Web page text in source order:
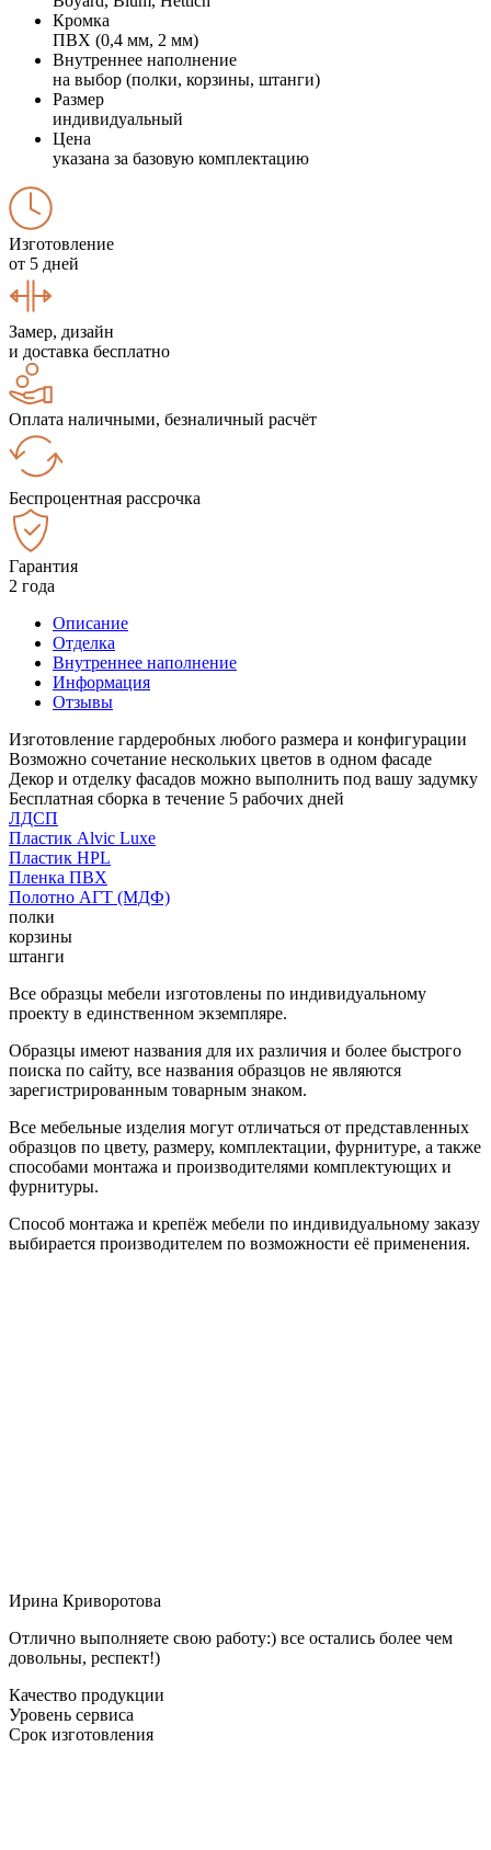
Кромка
ПВХ (0,4 мм, 2 мм)
Внутреннее наполнение
на выбор (полки, корзины, штанги)
Размер
индивидуальный
Цена
указана за базовую комплектацию
Изготовление
от 5 дней
Замер, дизайн
и доставка бесплатно
Оплата наличными, безналичный расчёт
Беспроцентная рассрочка
Гарантия
2 года
Описание
Отделка
Внутреннее наполнение
Информация
Отзывы
Изготовление гардеробных любого размера и конфигурации
Возможно сочетание нескольких цветов в одном фасаде
Декор и отделку фасадов можно выполнить под вашу задумку
Бесплатная сборка в течение 5 рабочих дней
ЛДСП
Пластик Alvic Luxe
Пластик HPL
Пленка ПВХ
Полотно АГТ (МДФ)
полки
корзины
штанги
Все образцы мебели изготовлены по индивидуальному
проекту в единственном экземпляре.
Образцы имеют названия для их различия и более быстрого
поиска по сайту, все названия образцов не являются
зарегистрированным товарным знаком.
Все мебельные изделия могут отличаться от представленных
образцов по цвету, размеру, комплектации, фурнитуре, а также
способами монтажа и производителями комплектующих и
фурнитуры.
Способ монтажа и крепёж мебели по индивидуальному заказу
выбирается производителем по возможности её применения.
Ирина Криворотова
Отлично выполняете свою работу:) все остались более чем
довольны, респект!)
Качество продукции
Уровень сервиса
Срок изготовления